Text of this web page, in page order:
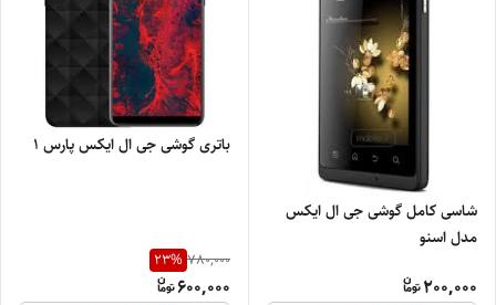
شاسی کامل گوشی جی ال ایکس
مدل اسنو
200,000
باتری گوشی جی ال ایکس پارس ۱
780,000
23%
600,000